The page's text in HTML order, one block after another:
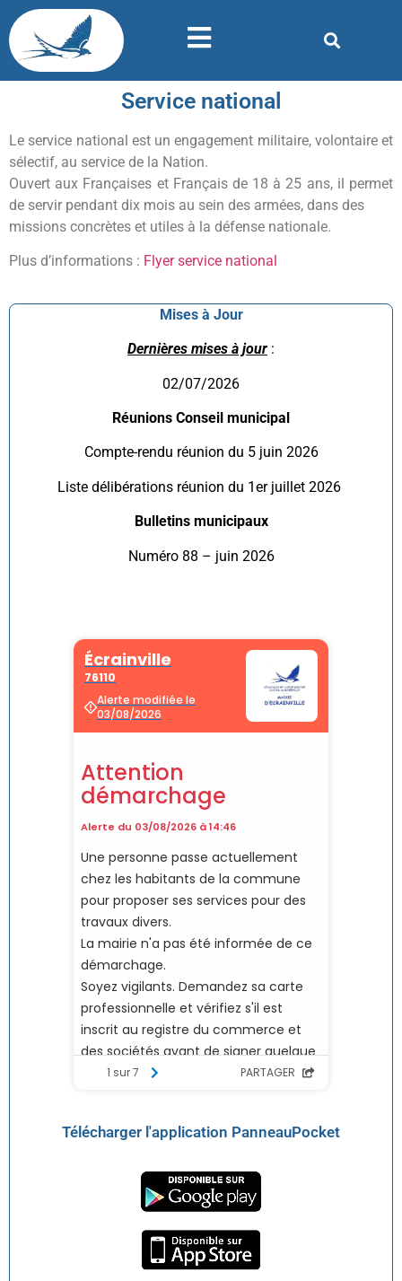
Mises à Jour
Dernières mises à jour :
02/07/2026
Réunions Conseil municipal
Compte-rendu réunion du 5 juin 2026
Liste délibérations réunion du 1er juillet 2026
Bulletins municipaux
Numéro 88 – juin 2026
Télécharger l'application PanneauPocket
Service national
Le service national est un engagement militaire, volontaire et
sélectif, au service de la Nation.
Ouvert aux Françaises et Français de 18 à 25 ans, il permet
de servir pendant dix mois au sein des armées, dans des
missions concrètes et utiles à la défense nationale.
Plus d’informations : Flyer service national